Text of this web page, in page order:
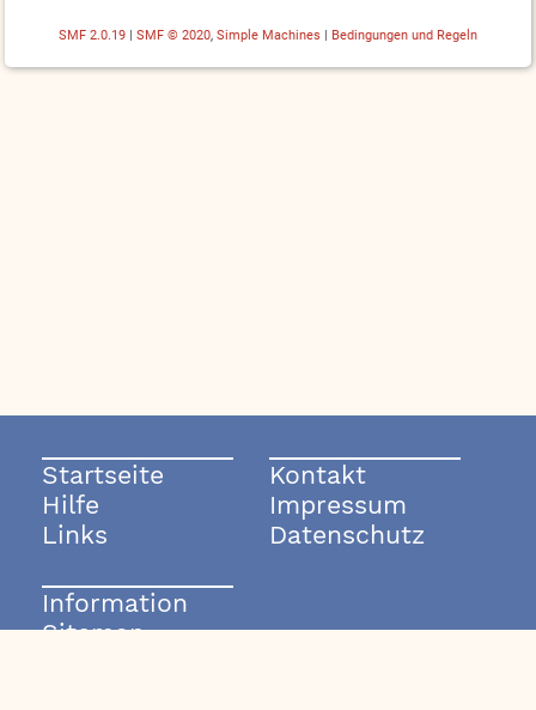
SMF 2.0.19 | SMF © 2020, Simple Machines | Bedingungen und Regeln
Startseite
Hilfe
Links
Kontakt
Impressum
Datenschutz
Information
Sitemap